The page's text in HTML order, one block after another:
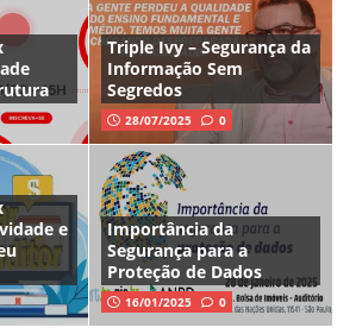
Triple Ivy – Segurança da
Informação Sem
Segredos
28/07/2025 0
e
Importância da
Segurança para a
Proteção de Dados
16/01/2025 0